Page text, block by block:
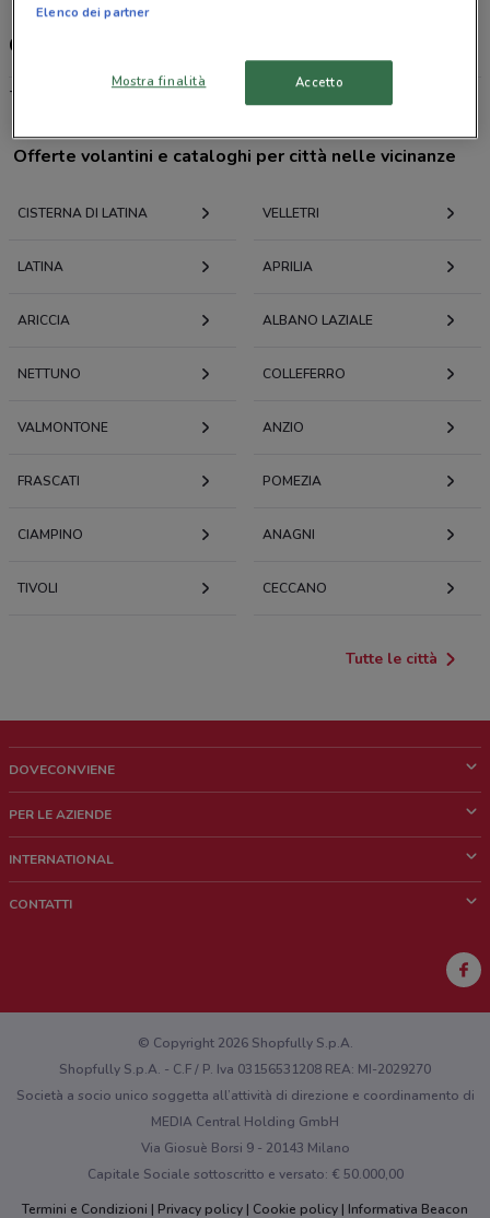
Genertel, offerte e negozi
-
Offerte volantini e cataloghi per città nelle vicinanze
CISTERNA DI LATINA VELLETRI
LATINA APRILIA
ARICCIA ALBANO LAZIALE
NETTUNO COLLEFERRO
VALMONTONE ANZIO
FRASCATI POMEZIA
CIAMPINO ANAGNI
TIVOLI CECCANO
Tutte le città
DOVECONVIENE
Chi siamo
Lavora con noi
PER LE AZIENDE
Richieste commerciali e marketing
INTERNATIONAL
CONTATTI
Hai un malfunzionamento sul web o sull'app?
© Copyright 2026 Shopfully S.p.A.
Shopfully S.p.A. - C.F / P. Iva 03156531208 REA: MI-2029270
Società a socio unico soggetta all’attività di direzione e coordinamento di
MEDIA Central Holding GmbH
Via Giosuè Borsi 9 - 20143 Milano
Capitale Sociale sottoscritto e versato: € 50.000,00
Termini e Condizioni
Privacy policy Cookie policy Informativa Beacon
Elenco dei partner
Mostra finalità Accetto